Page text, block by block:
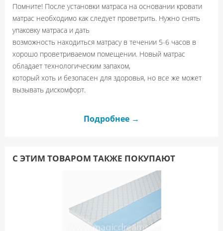
Это помогает матрасу легко адаптироваться к контурам
человеческого тела, обеспечивая идеальный ортопедический
эффект.
Еврокороб ППУ 8 см, плотность 25/ жесткость 45 - экологически
чистый, гипоаллергенный, нетоксичный, влагоустойчивый
материал, выдерживает сильные и продолжительные нагрузки.
изолирующей прослойкой между пружинами и мягкими
Латекс 2 см - пористый, упругий, долговечный материал.
Производится из вспененного сока каучукового дерева гевеи.
Помните! После установки матраса на основании кровати
матрас необходимо как следует проветрить. Нужно снять
упаковку матраса и дать
возможность находиться матрасу в течении 5-6 часов в
хорошо проветриваемом помещении. Новый матрас
обладает технологическим запахом,
который хоть и безопасен для здоровья, но все же может
вызывать дискомфорт.
Подробнее →
C ЭТИМ ТОВАРОМ ТАКЖЕ ПОКУПАЮТ